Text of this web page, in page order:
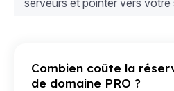
Combien coûte la
de domaine PRO ?